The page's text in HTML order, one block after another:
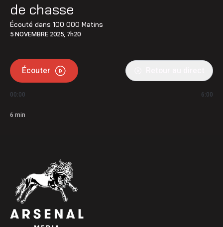
de chasse
Écouté dans 100 000 Matins
5 NOVEMBRE 2025, 7h20
Écouter
00:00 6:00
6 min